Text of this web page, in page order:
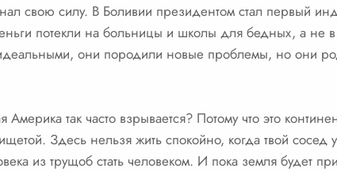
свою силу. В Боливии президентом стал первый
потекли на больницы и школы для бедных, а не
они породили новые проблемы, но они
Америка так часто взрывается? Потому что это
Здесь нельзя жить спокойно, когда твой
из трущоб стать человеком. И пока земля будет